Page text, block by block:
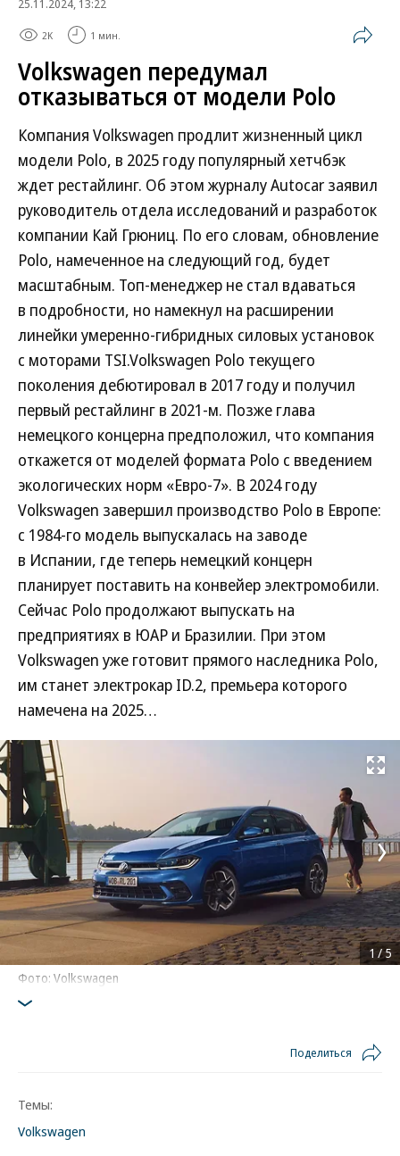
25.11.2024, 13:22
2K 1 мин.
Volkswagen передумал
отказываться от модели Polo
Компания Volkswagen продлит жизненный цикл
модели Polo, в 2025 году популярный хетчбэк
ждет рестайлинг. Об этом журналу Autocar заявил
руководитель отдела исследований и разработок
компании Кай Грюниц. По его словам, обновление
Polo, намеченное на следующий год, будет
масштабным. Топ-менеджер не стал вдаваться
в подробности, но намекнул на расширении
линейки умеренно-гибридных силовых установок
с моторами TSI.Volkswagen Polo текущего
поколения дебютировал в 2017 году и получил
первый рестайлинг в 2021-м. Позже глава
немецкого концерна предположил, что компания
откажется от моделей формата Polo с введением
экологических норм «Евро-7». В 2024 году
Volkswagen завершил производство Polo в Европе:
с 1984-го модель выпускалась на заводе
в Испании, где теперь немецкий концерн
планирует поставить на конвейер электромобили.
Сейчас Polo продолжают выпускать на
предприятиях в ЮАР и Бразилии. При этом
Volkswagen уже готовит прямого наследника Polo,
им станет электрокар ID.2, премьера которого
намечена на 2025…
Развернуть
Фото: Volkswagen
1 /5
Поделиться
Темы:
Volkswagen